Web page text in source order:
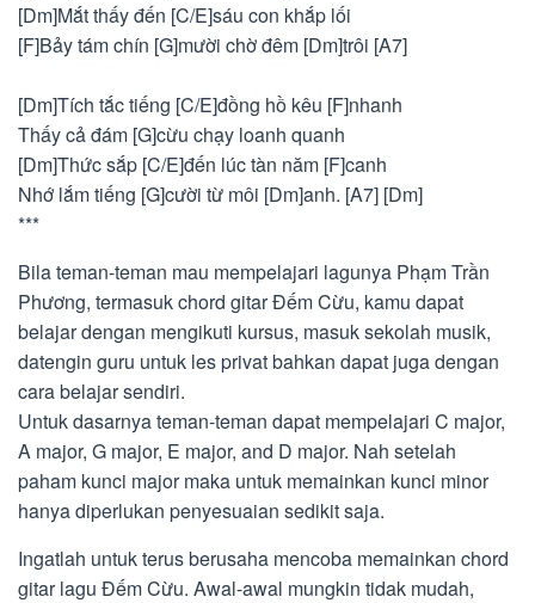
[Dm]Mắt thấy đến [C/E]sáu con khắp lối
[F]Bảy tám chín [G]mười chờ đêm [Dm]trôi [A7]
[Dm]Tích tắc tiếng [C/E]đồng hồ kêu [F]nhanh
Thấy cả đám [G]cừu chạy loanh quanh
[Dm]Thức sắp [C/E]đến lúc tàn năm [F]canh
Nhớ lắm tiếng [G]cười từ môi [Dm]anh. [A7] [Dm]
***
Bila teman-teman mau mempelajari lagunya Phạm Trần
Phương, termasuk chord gitar Đếm Cừu, kamu dapat
belajar dengan mengikuti kursus, masuk sekolah musik,
datengin guru untuk les privat bahkan dapat juga dengan
cara belajar sendiri.
Untuk dasarnya teman-teman dapat mempelajari C major,
A major, G major, E major, and D major. Nah setelah
paham kunci major maka untuk memainkan kunci minor
hanya diperlukan penyesuaian sedikit saja.
Ingatlah untuk terus berusaha mencoba memainkan chord
gitar lagu Đếm Cừu. Awal-awal mungkin tidak mudah,